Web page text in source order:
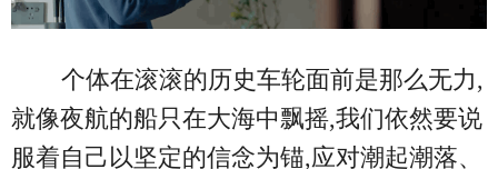
个体在滚滚的历史车轮面前是那么无力,
就像夜航的船只在大海中飘摇,我们依然要说
服着自己以坚定的信念为锚,应对潮起潮落、